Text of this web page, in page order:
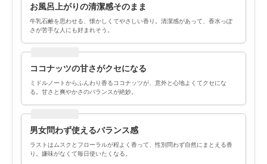
お風呂上がりの清潔感そのまま
牛乳石鹸を思わせる、懐かしくてやさしい香り。清潔感があって、香水っぽ
さが苦手な人にも好まれそう。
ココナッツの甘さがクセになる
ミドルノートからふんわり香るココナッツが、意外と心地よくてクセにな
る。甘さと爽やかさのバランスが絶妙。
男女問わず使えるバランス感
ラストはムスクとフローラルが程よく香って、性別問わず自然にまとえる香
り。嫌味がなくて毎日使いたくなる。